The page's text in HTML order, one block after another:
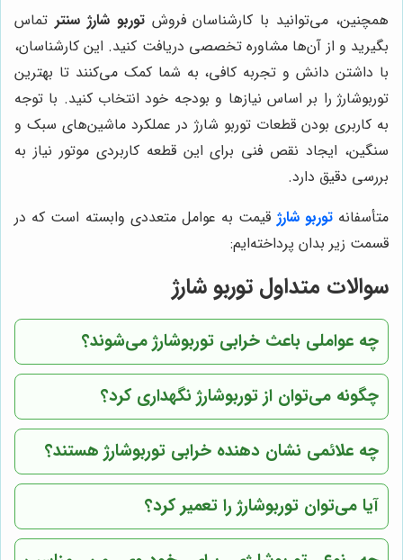
همچنین، می‌توانید با کارشناسان فروشتوربو شارژ سنتر تماس
بگیرید و از آن‌ها مشاوره تخصصی دریافت کنید. این کارشناسان،
با داشتن دانش و تجربه کافی، به شما کمک می‌کنند تا بهترین
توربوشارژ را بر اساس نیازها و بودجه خود انتخاب کنید. با توجه
به کاربری بودن قطعات توربو شارژ در عملکرد ماشین‌های سبک و
سنگین، ایجاد نقص فنی برای این قطعه کاربردی موتور نیاز به
بررسی دقیق دارد.
متأسفانهتوربو شارژ قیمت به عوامل متعددی وابسته است که در
قسمت زیر بدان پرداخته‌ایم:
سوالات متداول توربو شارژ
چه عواملی باعث خرابی توربوشارژ می‌شوند؟
چگونه می‌توان از توربوشارژ نگهداری کرد؟
چه علائمی نشان دهنده خرابی توربوشارژ هستند؟
آیا می‌توان توربوشارژ را تعمیر کرد؟